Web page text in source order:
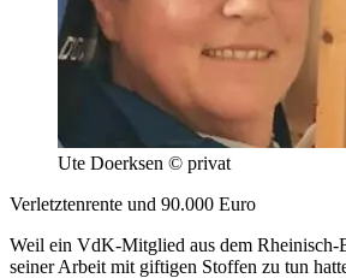
Ute Doerksen © privat
Verletztenrente und 90.000 Euro
Weil ein VdK-Mitglied aus dem Rheinisch-
seiner Arbeit mit giftigen Stoffen zu tun